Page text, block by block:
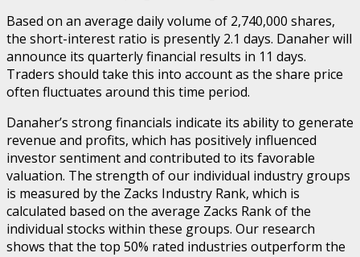
Based on an average daily volume of 2,740,000 shares,
the short-interest ratio is presently 2.1 days. Danaher will
announce its quarterly financial results in 11 days.
Traders should take this into account as the share price
often fluctuates around this time period.
Danaher’s strong financials indicate its ability to generate
revenue and profits, which has positively influenced
investor sentiment and contributed to its favorable
valuation. The strength of our individual industry groups
is measured by the Zacks Industry Rank, which is
calculated based on the average Zacks Rank of the
individual stocks within these groups. Our research
shows that the top 50% rated industries outperform the